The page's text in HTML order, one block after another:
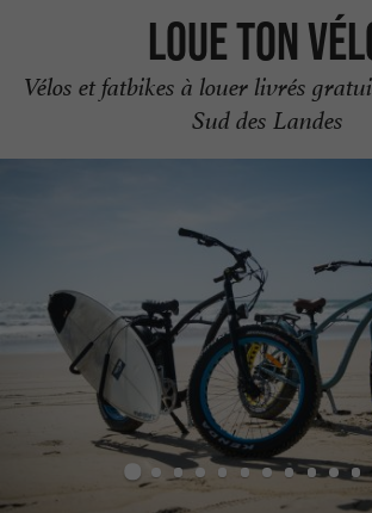
Loue Ton
Vélos et fatbikes à louer livrés
Sud des Landes